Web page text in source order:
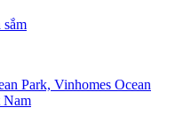
sắm
Park, Vinhomes Ocean
Nam